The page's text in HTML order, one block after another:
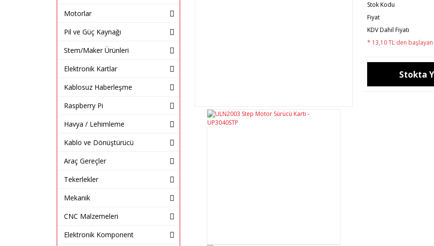
Motorlar
Pil ve Güç Kaynağı
Stem/Maker Ürünleri
Elektronik Kartlar
Kablosuz Haberleşme
Raspberry Pi
Havya / Lehimleme
Kablo ve Dönüştürücü
Araç Gereçler
Tekerlekler
Mekanik
CNC Malzemeleri
Elektronik Komponent
Stok Kodu
Fiyat
KDV Dahil Fiyatı
* 13,10 TL den
Stokta